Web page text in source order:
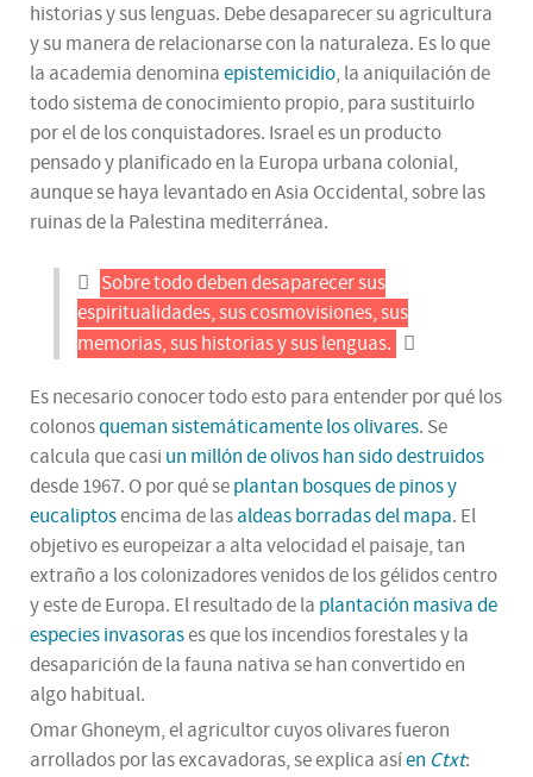
historias y sus lenguas. Debe desaparecer su agricultura
y su manera de relacionarse con la naturaleza. Es lo que
la academia denominaepistemicidio, la aniquilación de
todo sistema de conocimiento propio, para sustituirlo
por el de los conquistadores. Israel es un producto
pensado y planificado en la Europa urbana colonial,
aunque se haya levantado en Asia Occidental, sobre las
ruinas de la Palestina mediterránea.
Sobre todo deben desaparecer sus
espiritualidades, sus cosmovisiones, sus
memorias, sus historias y sus lenguas.
Es necesario conocer todo esto para entender por qué los
colonosqueman sistemáticamente los olivares. Se
calcula que casi un millón de olivos han sido destruidos
desde 1967. O por qué seplantan bosques de pinos y
eucaliptosencima de lasaldeas borradas del mapa. El
objetivo es europeizar a alta velocidad el paisaje, tan
extraño a los colonizadores venidos de los gélidos centro
y este de Europa. El resultado de la plantación masiva de
especies invasorases que los incendios forestales y la
desaparición de la fauna nativa se han convertido en
algo habitual.
Omar Ghoneym, el agricultor cuyos olivares fueron
arrollados por las excavadoras, se explica asíen Ctxt: